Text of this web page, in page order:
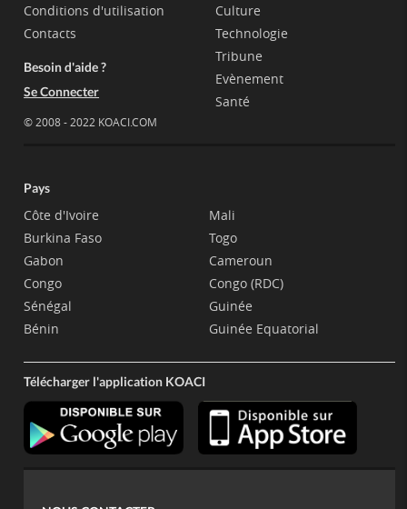
Conditions d'utilisation
Contacts
Besoin d'aide ?
Se Connecter
© 2008 - 2022 KOACI.COM
Culture
Technologie
Tribune
Evènement
Santé
Pays
Côte d'Ivoire
Burkina Faso
Gabon
Congo
Sénégal
Bénin
Mali
Togo
Cameroun
Congo (RDC)
Guinée
Guinée Equatorial
Télécharger l'application KOACI